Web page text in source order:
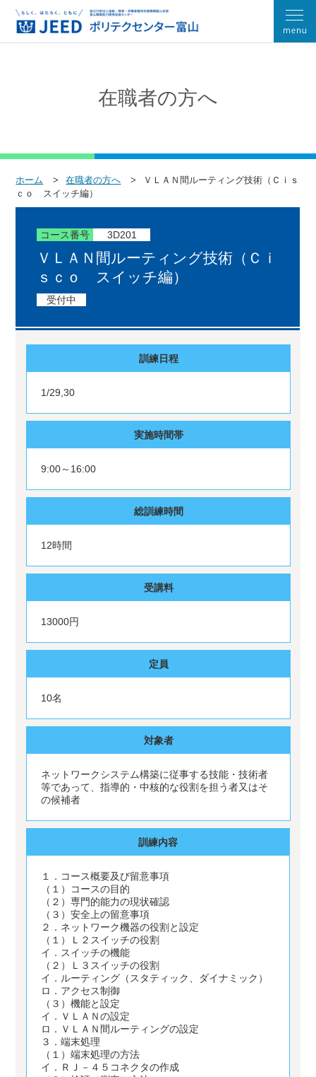
在職者の方へ
ホーム 在職者の方へ
ＶＬＡＮ間ルーティング技術（Ｃｉｓ
ｃｏ スイッチ編）
コース番号 3D201
ＶＬＡＮ間ルーティング技術（Ｃｉ
ｓｃｏ スイッチ編）
受付中
訓練日程
1/29,30
実施時間帯
9:00～16:00
総訓練時間
12時間
受講料
13000円
定員
10名
対象者
ネットワークシステム構築に従事する技能・技術者
等であって、指導的・中核的な役割を担う者又はそ
の候補者
訓練内容
１．コース概要及び留意事項
（１）コースの目的
（２）専門的能力の現状確認
（３）安全上の留意事項
２．ネットワーク機器の役割と設定
（１）Ｌ２スイッチの役割
イ．スイッチの機能
（２）Ｌ３スイッチの役割
イ．ルーティング（スタティック、ダイナミック）
ロ．アクセス制御
（３）機能と設定
イ．ＶＬＡＮの設定
ロ．ＶＬＡＮ間ルーティングの設定
３．端末処理
（１）端末処理の方法
イ．ＲＪ－４５コネクタの作成